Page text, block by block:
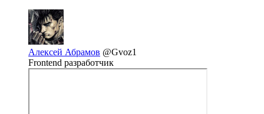
Алексей Абрамов @Gvoz1
Frontend разработчик